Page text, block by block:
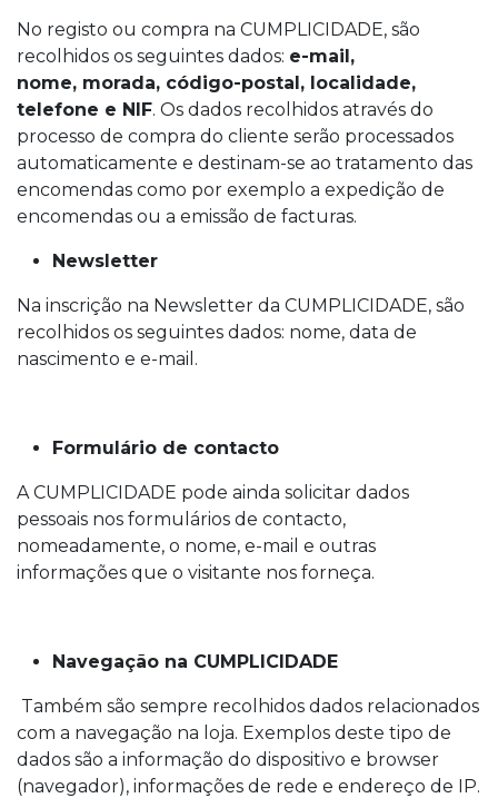
No registo ou compra na CUMPLICIDADE, são
recolhidos os seguintes dados: e-mail,
nome, morada, código-postal, localidade,
telefone e NIF. Os dados recolhidos através do
processo de compra do cliente serão processados
automaticamente e destinam-se ao tratamento das
encomendas como por exemplo a expedição de
encomendas ou a emissão de facturas.
Newsletter
Na inscrição na Newsletter da CUMPLICIDADE, são
recolhidos os seguintes dados: nome, data de
nascimento e e-mail.
Formulário de contacto
A CUMPLICIDADE pode ainda solicitar dados
pessoais nos formulários de contacto,
nomeadamente, o nome, e-mail e outras
informações que o visitante nos forneça.
Navegação na CUMPLICIDADE
Também são sempre recolhidos dados relacionados
com a navegação na loja. Exemplos deste tipo de
dados são a informação do dispositivo e browser
(navegador), informações de rede e endereço de IP.